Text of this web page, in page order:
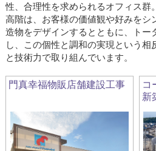
性、合理性を求められるオフィス群。
高階は、お客様の価値観や好みをシ
造物をデザインするとともに、トー
し、この個性と調和の実現という相
と技術力で取り組んでいます。
門真幸福物販店舗建設工事
コ
新